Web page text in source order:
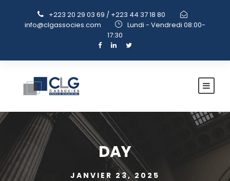
+223 20 29 03 69 / +223 44 37 18 80
info@clgassocies.com
Lundi - Vendredi 08:00-
17:30
DAY
JANVIER 23, 2025